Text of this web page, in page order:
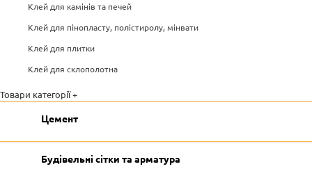
Клей для камінів та печей
Клей для пінопласту, полістиролу, мінвати
Клей для плитки
Клей для склополотна
Товари категорії +
Цемент
Будівельні сітки та арматура